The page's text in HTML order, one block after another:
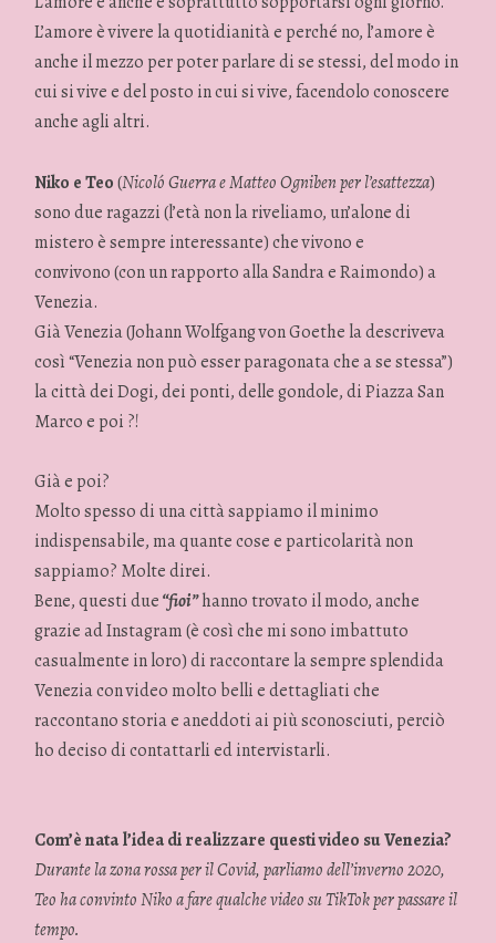
L’amore è vivere la quotidianità e perché no, l’amore è
anche il mezzo per poter parlare di se stessi, del modo in
cui si vive e del posto in cui si vive, facendolo conoscere
anche agli altri.
Niko e Teo(Nicoló Guerra e Matteo Ogniben per l’esattezza)
sono due ragazzi (l’età non la riveliamo, un’alone di
mistero è sempre interessante) che vivono e
convivono (con un rapporto alla Sandra e Raimondo) a
Venezia.
Già Venezia (Johann Wolfgang von Goethe la descriveva
così “Venezia non può esser paragonata che a se stessa”)
la città dei Dogi, dei ponti, delle gondole, di Piazza San
Marco e poi ?!
Già e poi?
Molto spesso di una città sappiamo il minimo
indispensabile, ma quante cose e particolarità non
sappiamo? Molte direi.
Bene, questi due“fioi”hanno trovato il modo, anche
grazie ad Instagram (è così che mi sono imbattuto
casualmente in loro) di raccontare la sempre splendida
Venezia con video molto belli e dettagliati che
raccontano storia e aneddoti ai più sconosciuti, perciò
ho deciso di contattarli ed intervistarli.
Com’è nata l’idea di realizzare questi video su Venezia?
Durante la zona rossa per il Covid, parliamo dell’inverno 2020,
Teo ha convinto Niko a fare qualche video su TikTok per passare il
tempo.